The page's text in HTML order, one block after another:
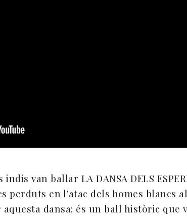
indis van ballar LA DANSA DELS
perduts en l’atac dels homes blancs
dansa: és un ball històric que